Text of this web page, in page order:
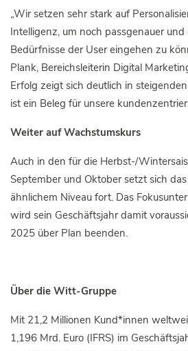
„Wir setzen sehr stark auf
Intelligenz, um noch passgenauer
Bedürfnisse der User eingehen zu
Plank, Bereichsleiterin Digital
Erfolg zeigt sich deutlich in
ist ein Beleg für unsere
Weiter auf Wachstumskurs
Auch in den für die Herbst-/
September und Oktober setzt sich
ähnlichem Niveau fort. Das
wird sein Geschäftsjahr damit
2025 über Plan beenden.
Über die Witt-Gruppe
Mit 21,2 Millionen Kund*innen
1,196 Mrd. Euro (IFRS) im